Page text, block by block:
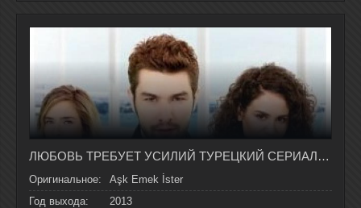
ЛЮБОВЬ ТРЕБУЕТ УСИЛИЙ ТУРЕЦКИЙ СЕРИАЛ 1-11 СЕРИЯ, 1 СЕЗОНА НА РУССКОМ ЯЗЫКЕ
Оригинальное:
Aşk Emek İster
Год выхода:
2013